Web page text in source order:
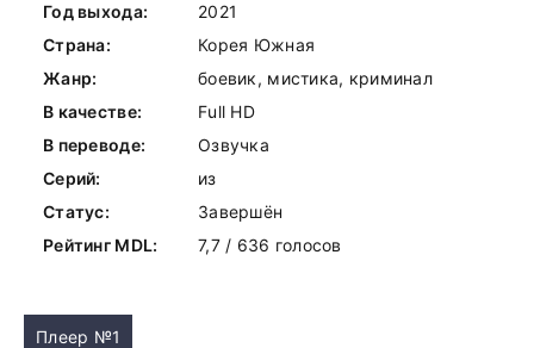
Год выхода:
2021
Страна:
Корея Южная
Жанр:
боевик, мистика, криминал
В качестве:
Full HD
В переводе:
Озвучка
Серий:
из
Статус:
Завершён
Рейтинг MDL:
7,7 / 636 голосов
Плеер №1